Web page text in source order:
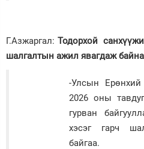
Г.Азжаргал: Тодорхой
шалгалтын ажил явагдаж байна
-Улсын
2026 оны
гурван
хэсэг гарч
байгаа.